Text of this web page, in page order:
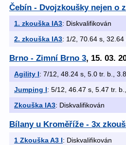
Čebín - Dvojzkoušky nejen o
1. zkouška IA3: Diskvalifikován
2. zkouška IA3: 1/2, 70.64 s,
Brno - Zimní Brno 3, 15. 03.
Agility I: 7/12, 48.24 s, 5.0 tr. b.,
Jumping I: 5/12, 46.47 s, 5.47 tr.
Zkouška IA3: Diskvalifikován
Bílany u Kroměříže - 3x
1 Zkouška A3 I: Diskvalifikován